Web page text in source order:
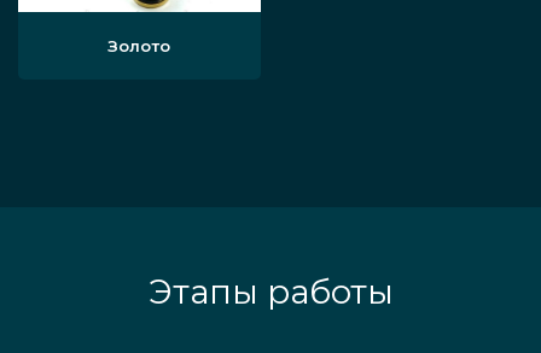
Золото
Этапы работы